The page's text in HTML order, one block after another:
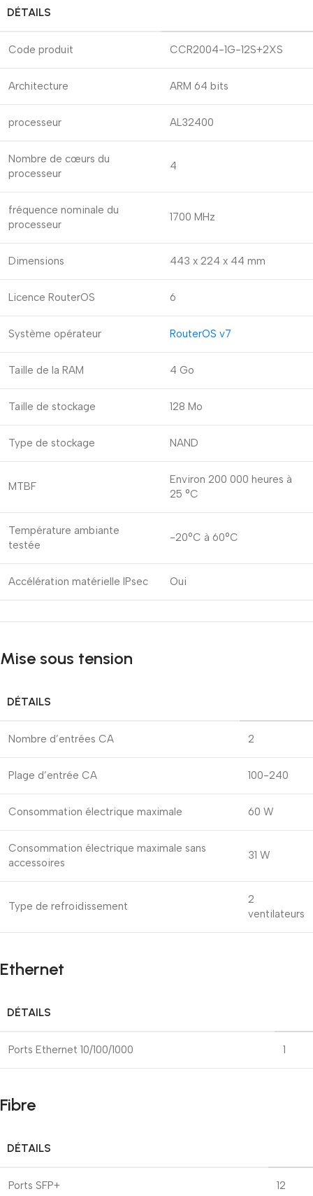
DÉTAILS
Code produit CCR2004-1G-12S+2XS
Architecture ARM 64 bits
processeur AL32400
Nombre de cœurs du
processeur
4
fréquence nominale du
processeur
1700 MHz
Dimensions 443 x 224 x 44 mm
Licence RouterOS 6
Système opérateur RouterOS v7
Taille de la RAM 4 Go
Taille de stockage 128 Mo
Type de stockage NAND
MTBF
Environ 200 000 heures à
25 °C
Température ambiante
testée
-20°C à 60°C
Accélération matérielle IPsec Oui
Mise sous tension
DÉTAILS
Nombre d’entrées CA 2
Plage d’entrée CA 100-240
Consommation électrique maximale 60 W
Consommation électrique maximale sans
accessoires
31 W
Type de refroidissement
2
ventilateurs
Ethernet
DÉTAILS
Ports Ethernet 10/100/1000 1
Fibre
DÉTAILS
Ports SFP+ 12